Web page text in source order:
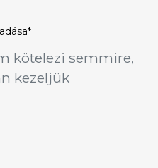
kötelezi semmire,
kezeljük